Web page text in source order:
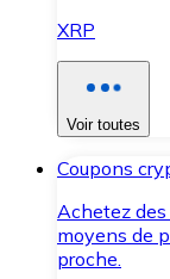
XRP
Voir toutes
Coupons
Achetez
moyens de
proche.